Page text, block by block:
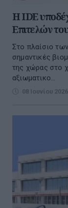
Η IDE
Επιτελών
Στο πλαίσιο
σημαντικές
της χώρας στο
αξιωματικο...
08 Ιουνίου 2026